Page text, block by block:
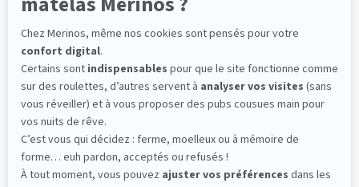
Fabrication Française
101 nuits d'essai*
Paiement en 3x ou 4x sans frais